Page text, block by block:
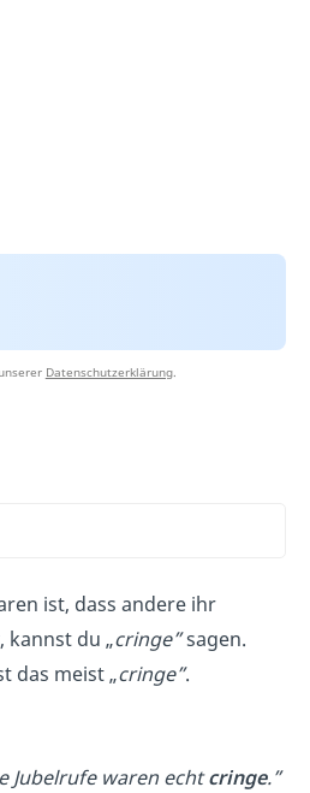
Datenschutzerklärung.
ist, dass andere ihr
kannst du „cringe”sagen.
das meist „cringe”.
Jubelrufe waren echtcringe.”